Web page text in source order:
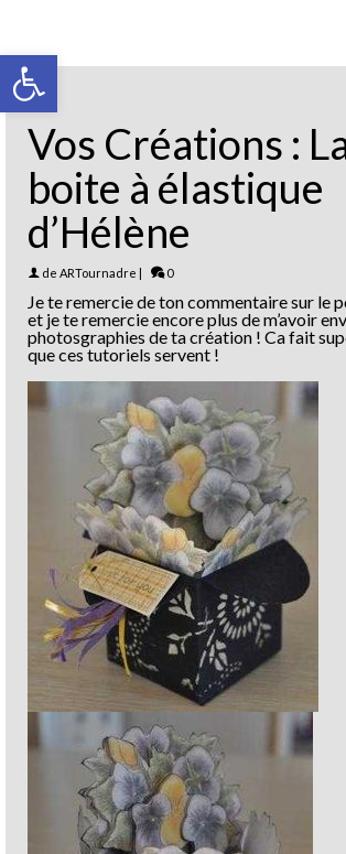
Ouvrir la barre d’outils
Vos Créations :
boite à élastique
d’Hélène
de ARTournadre | 0
Je te remercie de ton commentaire sur le
et je te remercie encore plus de m’avoir
photosgraphies de ta création ! Ca fait
que ces tutoriels servent !